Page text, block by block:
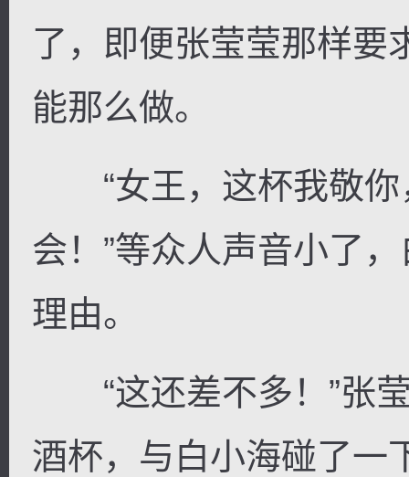
了，即便张莹莹那样要
能那么做。
“女王，这杯我敬你
会！”等众人声音小了
理由。
“这还差不多！”张莹
酒杯，与白小海碰了一